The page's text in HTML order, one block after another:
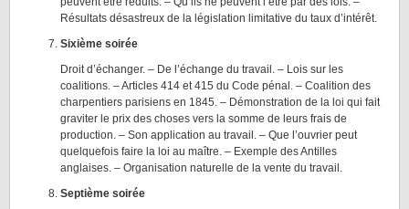
Résultats désastreux de la législation limitative du taux d’intérêt.
Sixième soirée
Droit d’échanger. – De l’échange du travail. – Lois sur les
coalitions. – Articles 414 et 415 du Code pénal. – Coalition des
charpentiers parisiens en 1845. – Démonstration de la loi qui fait
graviter le prix des choses vers la somme de leurs frais de
production. – Son application au travail. – Que l’ouvrier peut
quelquefois faire la loi au maître. – Exemple des Antilles
anglaises. – Organisation naturelle de la vente du travail.
Septième soirée